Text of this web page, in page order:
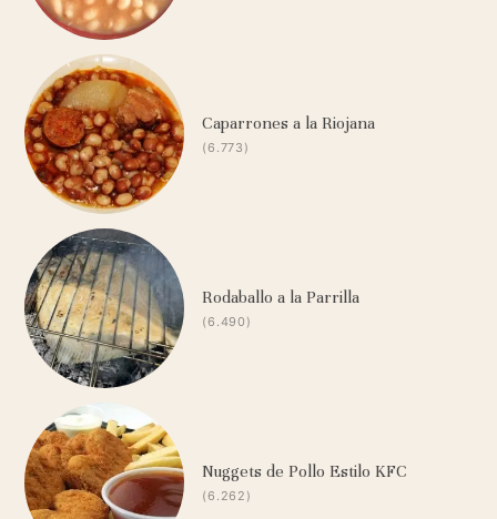
Caparrones a la Riojana
(6.773)
Rodaballo a la Parrilla
(6.490)
Nuggets de Pollo Estilo KFC
(6.262)